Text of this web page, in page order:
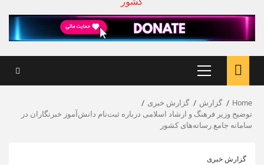
Primary
Menu
Home گزارش
گزارش خبری
توضیح وزیر فرهنگ و ارشاد اسلامی درباره ثبت‌نام دانش‌آموز خبرنگاران در
سامانه جامع رسانه‌های کشور
گزارش خبری